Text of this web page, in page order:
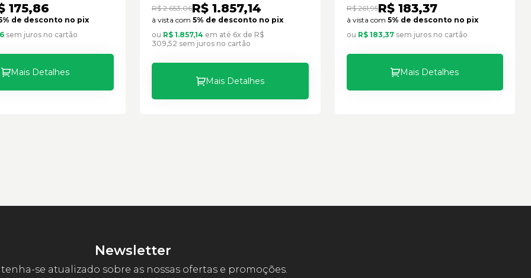
175,86
de desconto no pix
sem juros no cartão
Mais Detalhes
R$ 2.653,06R$ 1.857,14
à vista com 5% de desconto no pix
ou R$ 1.857,14 em até 6x de R$
309,52 sem juros no cartão
Mais Detalhes
R$ 261,95R$ 183,37
à vista com 5% de desconto no pix
ou R$ 183,37sem juros no cartão
Mais Detalhes
Newsletter
se atualizado sobre as nossas ofertas e promoções.